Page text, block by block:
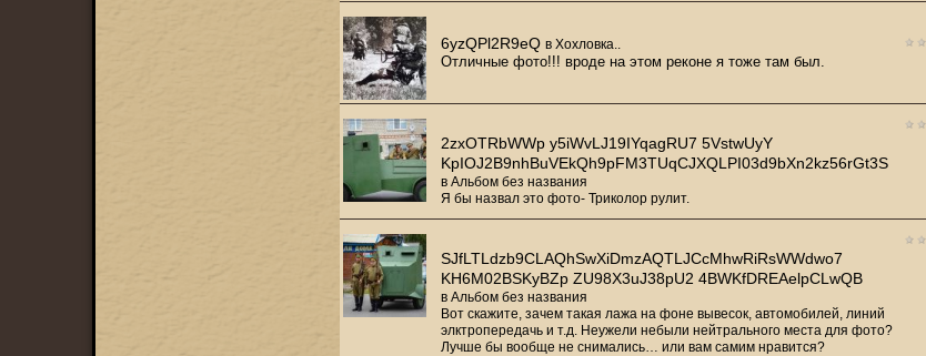
6yzQPl2R9eQ в Хохловка..
Отличные фото!!! вроде на этом реконе я тоже там был.
2zxOTRbWWp y5iWvLJ19IYqagRU7 5VstwUyY
KpIOJ2B9nhBuVEkQh9pFM3TUqCJXQLPI03d9bXn2kz56rGt3S
в Альбом без названия
Я бы назвал это фото- Триколор рулит.
SJfLTLdzb9CLAQhSwXiDmzAQTLJCcMhwRiRsWWdwo7
KH6M02BSKyBZp ZU98X3uJ38pU2 4BWKfDREAelpCLwQB
в Альбом без названия
Вот скажите, зачем такая лажа на фоне вывесок, автомобилей, линий
элктропередачь и т.д. Неужели небыли нейтрального места для фото?
Лучше бы вообще не снимались… или вам самим нравится?